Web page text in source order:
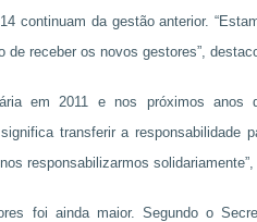
continuam da gestão anterior.
receber os novos gestores”,
em 2011 e nos próximos anos
transferir a responsabilidade
responsabilizarmos solidariamente”,
foi ainda maior. Segundo o